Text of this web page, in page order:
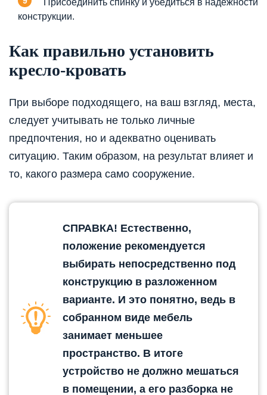
конструкции.
Как правильно установить
кресло-кровать
При выборе подходящего, на ваш взгляд, места,
следует учитывать не только личные
предпочтения, но и адекватно оценивать
ситуацию. Таким образом, на результат влияет и
то, какого размера само сооружение.
СПРАВКА! Естественно,
положение рекомендуется
выбирать непосредственно под
конструкцию в разложенном
варианте. И это понятно, ведь в
собранном виде мебель
занимает меньшее
пространство. В итоге
устройство не должно мешаться
в помещении, а его разборка не